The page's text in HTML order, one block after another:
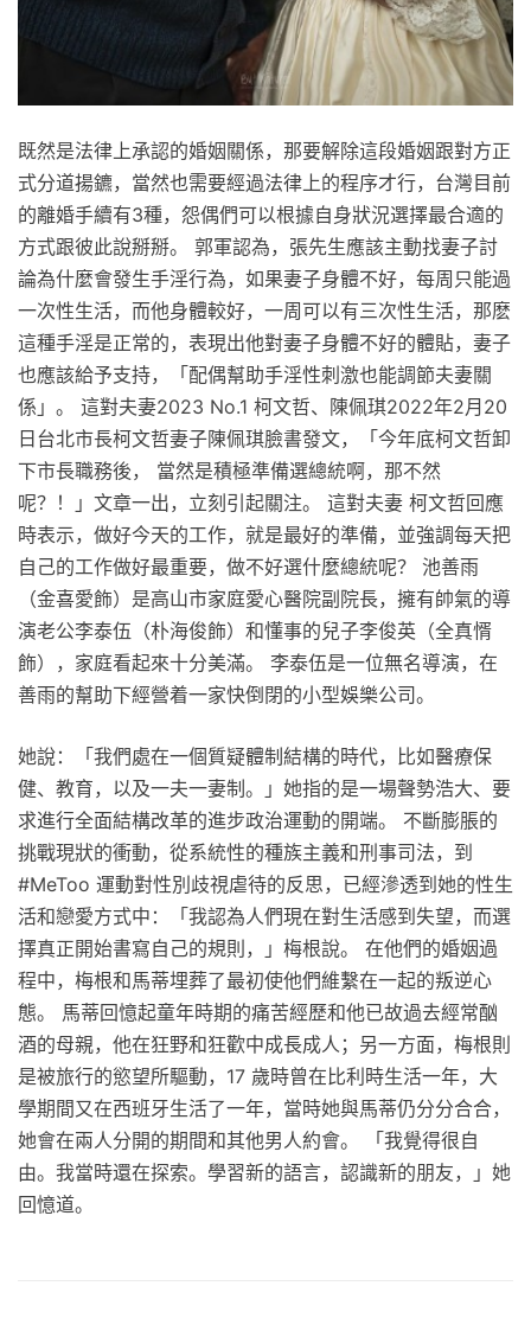
既然是法律上承認的婚姻關係，那要解除這段婚姻跟對方正
式分道揚鑣，當然也需要經過法律上的程序才行，台灣目前
的離婚手續有3種，怨偶們可以根據自身狀況選擇最合適的
方式跟彼此說掰掰。 郭軍認為，張先生應該主動找妻子討
論為什麼會發生手淫行為，如果妻子身體不好，每周只能過
一次性生活，而他身體較好，一周可以有三次性生活，那麽
這種手淫是正常的，表現出他對妻子身體不好的體貼，妻子
也應該給予支持，「配偶幫助手淫性刺激也能調節夫妻關
係」。 這對夫妻2023 No.1 柯文哲、陳佩琪2022年2月20
日台北市長柯文哲妻子陳佩琪臉書發文，「今年底柯文哲卸
下市長職務後， 當然是積極準備選總統啊，那不然
呢？！」文章一出，立刻引起關注。 這對夫妻 柯文哲回應
時表示，做好今天的工作，就是最好的準備，並強調每天把
自己的工作做好最重要，做不好選什麼總統呢？ 池善雨
（金喜愛飾）是高山市家庭愛心醫院副院長，擁有帥氣的導
演老公李泰伍（朴海俊飾）和懂事的兒子李俊英（全真㥠
飾），家庭看起來十分美滿。 李泰伍是一位無名導演，在
善雨的幫助下經營着一家快倒閉的小型娛樂公司。
她說：「我們處在一個質疑體制結構的時代，比如醫療保
健、教育，以及一夫一妻制。」她指的是一場聲勢浩大、要
求進行全面結構改革的進步政治運動的開端。 不斷膨脹的
挑戰現狀的衝動，從系統性的種族主義和刑事司法，到
#MeToo 運動對性別歧視虐待的反思，已經滲透到她的性生
活和戀愛方式中：「我認為人們現在對生活感到失望，而選
擇真正開始書寫自己的規則，」梅根說。 在他們的婚姻過
程中，梅根和馬蒂埋葬了最初使他們維繫在一起的叛逆心
態。 馬蒂回憶起童年時期的痛苦經歷和他已故過去經常酗
酒的母親，他在狂野和狂歡中成長成人；另一方面，梅根則
是被旅行的慾望所驅動，17 歲時曾在比利時生活一年，大
學期間又在西班牙生活了一年，當時她與馬蒂仍分分合合，
她會在兩人分開的期間和其他男人約會。 「我覺得很自
由。我當時還在探索。學習新的語言，認識新的朋友，」她
回憶道。